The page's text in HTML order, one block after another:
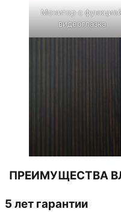
Монитор с
видеоглазка
ПРЕИМУЩЕСТВА
5 лет гарантии